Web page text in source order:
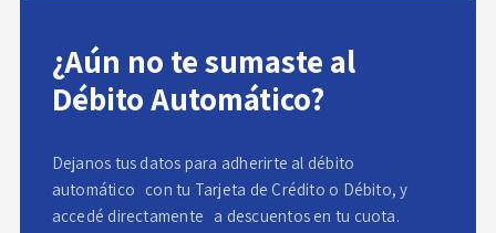
¿Aún no te sumaste al
Débito Automático?
Dejanos tus datos para adherirte al débito
automático con tu Tarjeta de Crédito o Débito, y
accedé directamente a descuentos en tu cuota.